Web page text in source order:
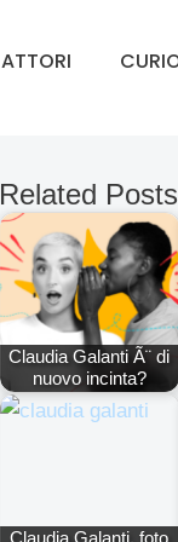
ATTORI
Related
Claudia Galanti Ã¨ di
nuovo incinta?